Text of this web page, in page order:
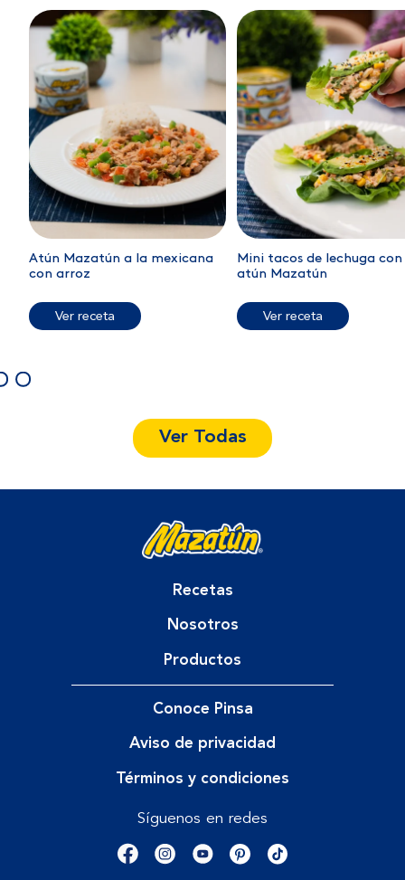
Atún Mazatún a la mexicana
con arroz
Ver receta
Mini tacos de lechuga con
atún Mazatún
Ver receta
Ver Todas
Recetas
Nosotros
Productos
Conoce Pinsa
Aviso de privacidad
Términos y condiciones
Síguenos en redes